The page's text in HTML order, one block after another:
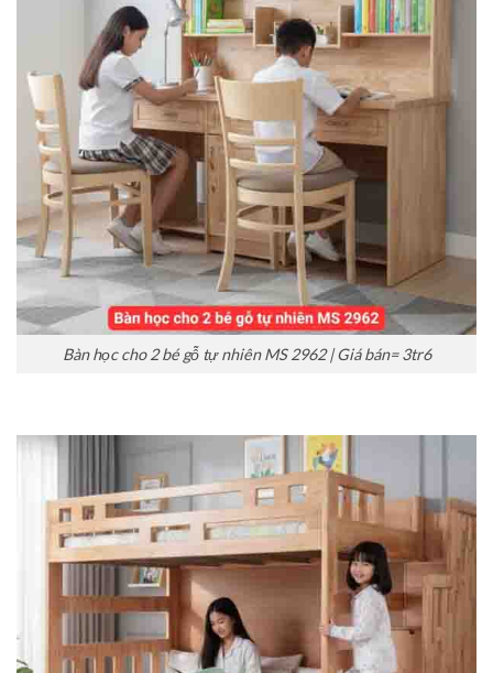
Bàn học cho 2 bé gỗ tự nhiên MS 2962 | Giá bán= 3tr6